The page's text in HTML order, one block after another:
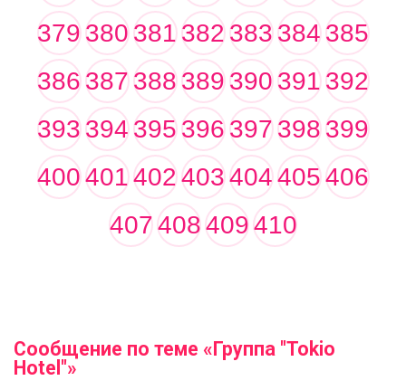
379380381382383384385
386387388389390391392
393394395396397398399
400401402403404405406
407408409410
Сообщение по теме «Группа "Tokio
Hotel"»